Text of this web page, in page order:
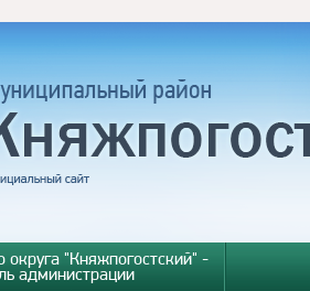
округа "Княжпогостский" -
администрации